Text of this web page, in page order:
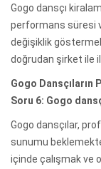
Gogo dansçı
performans süresi
değişiklik
doğrudan şirket ile
Gogo
Soru 6: Gogo
Gogo dansçılar,
sunumu
içinde çalışmak ve